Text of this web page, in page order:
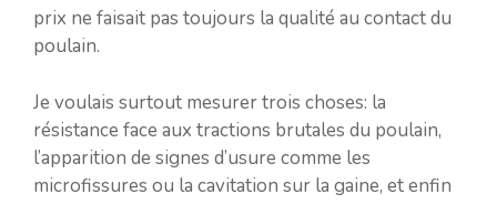
prix ne faisait pas toujours la qualité au contact du
poulain.
Je voulais surtout mesurer trois choses: la
résistance face aux tractions brutales du poulain,
l’apparition de signes d’usure comme les
microfissures ou la cavitation sur la gaine, et enfin